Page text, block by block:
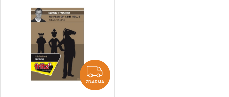
extremely successful with this...
ZDARMA
ZDARMA